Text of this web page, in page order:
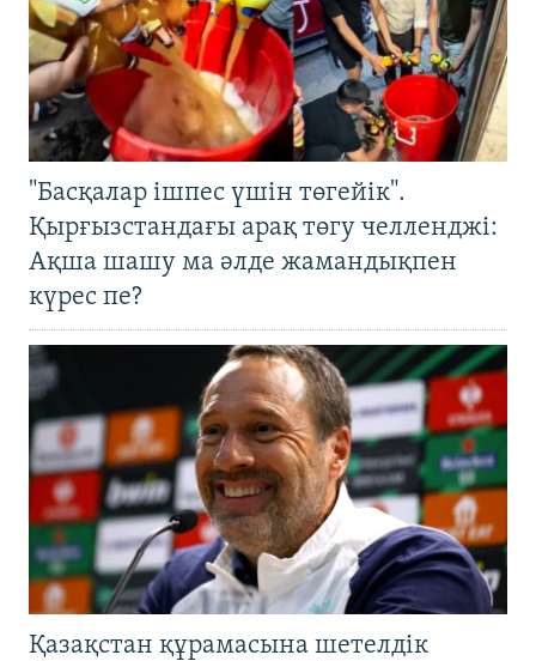
"Басқалар ішпес үшін төгейік".
Қырғызстандағы арақ төгу челленджі:
Ақша шашу ма әлде жамандықпен
күрес пе?
Қазақстан құрамасына шетелдік